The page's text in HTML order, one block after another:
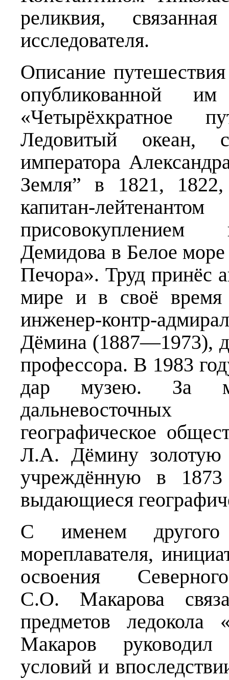
реликвия,
исследователя.
Описание
опубликованной
«Четырёхкратное
Ледовитый океан,
императора
Земля” в 1821,
капитан-
присовокуплением
Демидова в Белое
Печора». Труд принёс
мире и в своё время
инженер-контр-
Дёмина (1887—1973),
профессора. В 1983
дар музею. За
географическое
Л.А. Дёмину
учреждённую в
выдающиеся
С именем другого
мореплавателя,
освоения
С.О. Макарова
предметов ледокола
Макаров руководил
условий и